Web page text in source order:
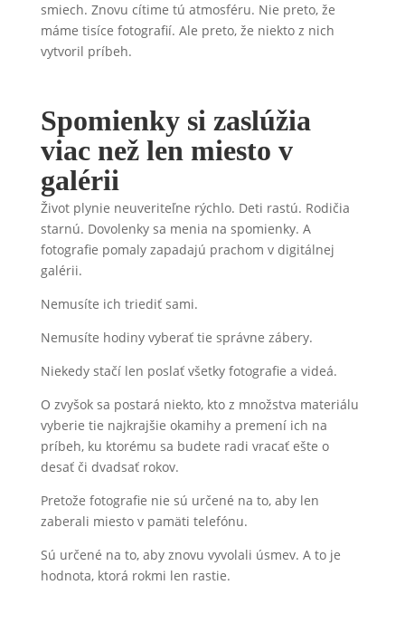
smiech. Znovu cítime tú atmosféru. Nie preto, že
máme tisíce fotografií. Ale preto, že niekto z nich
vytvoril príbeh.
Spomienky si zaslúžia
viac než len miesto v
galérii
Život plynie neuveriteľne rýchlo. Deti rastú. Rodičia
starnú. Dovolenky sa menia na spomienky. A
fotografie pomaly zapadajú prachom v digitálnej
galérii.
Nemusíte ich triediť sami.
Nemusíte hodiny vyberať tie správne zábery.
Niekedy stačí len poslať všetky fotografie a videá.
O zvyšok sa postará niekto, kto z množstva materiálu
vyberie tie najkrajšie okamihy a premení ich na
príbeh, ku ktorému sa budete radi vracať ešte o
desať či dvadsať rokov.
Pretože fotografie nie sú určené na to, aby len
zaberali miesto v pamäti telefónu.
Sú určené na to, aby znovu vyvolali úsmev. A to je
hodnota, ktorá rokmi len rastie.